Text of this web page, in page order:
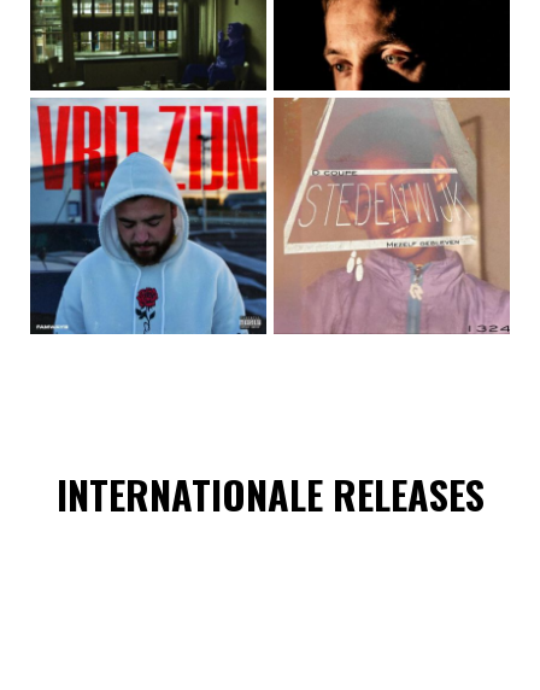
INTERNATIONALE RELEASES